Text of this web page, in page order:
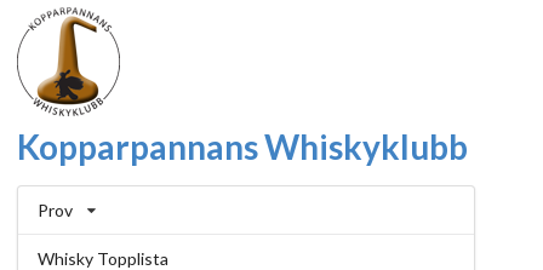
Kopparpannans Whiskyklubb
Prov
Whisky Topplista